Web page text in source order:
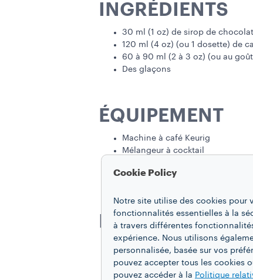
INGRÉDIENTS
30 ml (1 oz) de sirop de chocolat
120 ml (4 oz) (ou 1 dosette) de
60 à 90 ml (2 à 3 oz) (ou au
Des glaçons
ÉQUIPEMENT
Machine à café Keurig
Mélangeur à cocktail
Verre
MARCHE À
Préparez une dosette Vanilla
Mettez le sirop de chocolat, le
Cookie Policy
Notre site utilise des cookies pour
fonctionnalités essentielles à la
à travers différentes
expérience. Nous utilisons
personnalisée, basée sur vos
pouvez accepter tous les cookies
pouvez accéder à la Politique